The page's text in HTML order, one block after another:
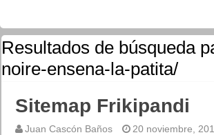
Resultados de búsqueda
noire-ensena-la-patita/
Sitemap Frikipandi
Juan Cascón Baños 20 noviembre,